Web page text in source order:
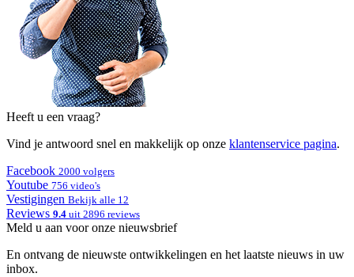
Heeft u een vraag?
Vind je antwoord snel en makkelijk op onze klantenservice pagina.
Facebook 2000 volgers
Youtube 756 video's
Vestigingen Bekijk alle 12
Reviews 9.4 uit 2896 reviews
Meld u aan voor onze nieuwsbrief
En ontvang de nieuwste ontwikkelingen en het laatste nieuws in uw
inbox.